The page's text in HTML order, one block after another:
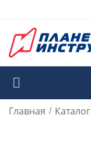
Главная / Каталог